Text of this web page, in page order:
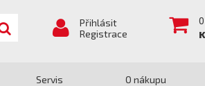
Přihlásit
Registrace
0
Servis O nákupu